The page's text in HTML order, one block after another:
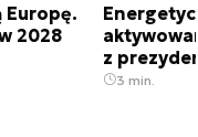
2028
z
3 min.